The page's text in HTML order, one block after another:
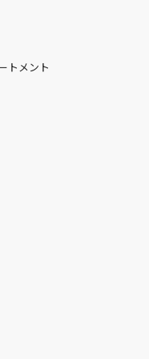
トメント